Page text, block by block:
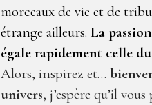
morceaux de vie et de
étrange ailleurs. La
égale rapidement celle
Alors, inspirez et…
univers, j’espère qu’il